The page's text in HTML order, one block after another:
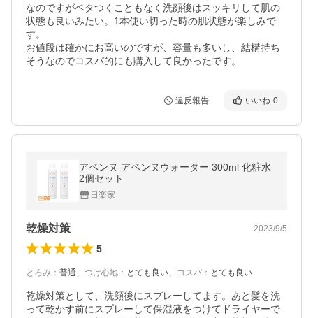
なのですがベタつくこともなく洗顔後はスッキリして肌の
状態も良いみたい。1本使い切った時の肌状態が楽しみで
す。
お値段は確かにお高いのですが、容量も多いし、結構持ち
そうなのでコスパ的にも購入して良かったです。
違反報告 いいね 0
アベンヌ アベンヌウォーター 300ml 化粧水
2個セット
日楽家
乾燥対策 2023/9/5
5
とろみ ： 普通、 つけ心地 ： とても良い、 コスパ ： とても良い
乾燥対策として、洗顔後にスプレーしてます。あと髪を洗
って乾かす前にスプレーして保湿液をつけてドライヤーで